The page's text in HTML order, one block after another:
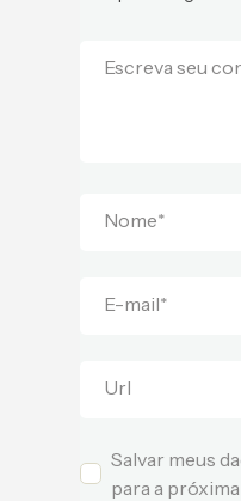
Escreva seu
Nome*
E-mail*
Url
Salvar meus
para a